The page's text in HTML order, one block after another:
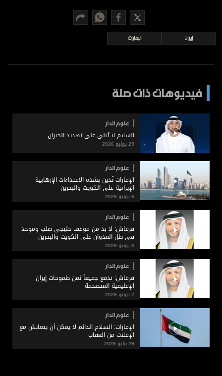
مواقيت الصلاة
الأحوال الجوية
إيران الإمارات
فيديوهات ذات صلة
علوم الدار
السلام لا يُبنى على تهديد الجيران
29 يوليو 2026
علوم الدار
الإمارات تُدين بشدة الاعتداءات الإرهابية
الإيرانية على الكويت والبحرين
6 يونيو 2026
علوم الدار
قرقاش: لا بد من موقف خليجي صلب وموحد
في ظل العدوان على الكويت والبحرين
3 يونيو 2026
علوم الدار
قرقاش: ندفع جميعاً ثمن طموحات إيران
الإقليمية المتضخمة
2 يونيو 2026
علوم الدار
الإمارات: السلام الدائم لا يمكن أن يتعايش مع
الإفلات من العقاب
29 مايو 2026